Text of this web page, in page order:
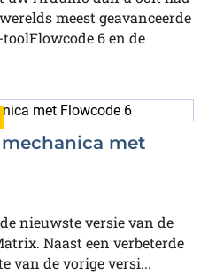
meest geavanceerde
6 en de
met
nieuwste versie van de
Naast een verbeterde
van de vorige versi...